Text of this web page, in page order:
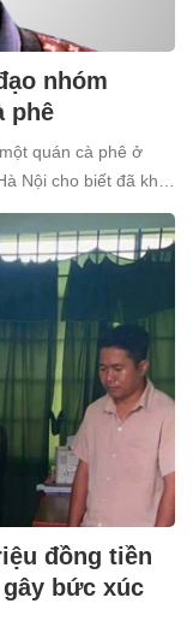
nhóm
phê
quán cà phê ở
Nội cho biết đã khởi
trú tại xã Ô
tự công cộng”.
đồng tiền
bức xúc